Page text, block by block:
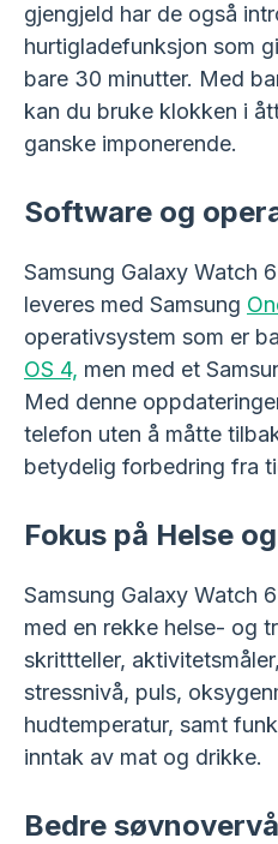
gjengjeld har de også
hurtigladefunksjon som
bare 30 minutter. Med
kan du bruke klokken i
ganske imponerende.
Software og
Samsung Galaxy Watch
leveres med Samsung
operativsystem som er
OS 4, men med et
Med denne
telefon uten å måtte
betydelig forbedring fra
Fokus på Helse
Samsung Galaxy Watch
med en rekke helse- og
skrittteller,
stressnivå, puls,
hudtemperatur, samt
inntak av mat og drikke.
Bedre